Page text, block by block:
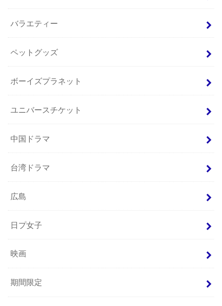
バラエティー
ペットグッズ
ボーイズプラネット
ユニバースチケット
中国ドラマ
台湾ドラマ
広島
日プ女子
映画
期間限定